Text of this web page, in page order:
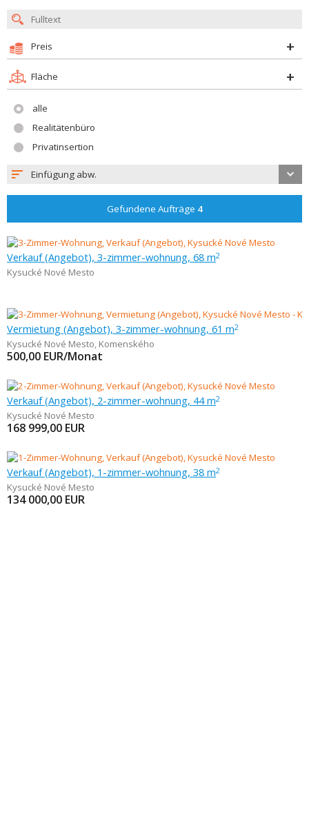
Preis
Fläche
alle
Realitätenbüro
Privatinsertion
Einfügung abw.
Gefundene Aufträge 4
Verkauf (Angebot), 3-zimmer-wohnung, 68 m2
Kysucké Nové Mesto
Vermietung (Angebot), 3-zimmer-wohnung, 61 m2
Kysucké Nové Mesto, Komenského
500,00 EUR/Monat
Verkauf (Angebot), 2-zimmer-wohnung, 44 m2
Kysucké Nové Mesto
168 999,00 EUR
Verkauf (Angebot), 1-zimmer-wohnung, 38 m2
Kysucké Nové Mesto
134 000,00 EUR